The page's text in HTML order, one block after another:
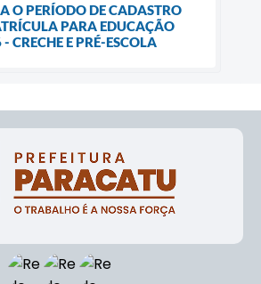
O PERÍODO DE CADASTRO
PARA EDUCAÇÃO
CRECHE E PRÉ-ESCOLA